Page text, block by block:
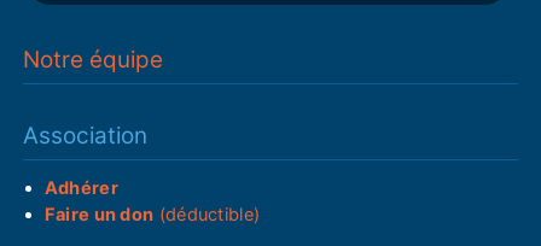
Notre équipe
Association
Adhérer
Faire un don (déductible)